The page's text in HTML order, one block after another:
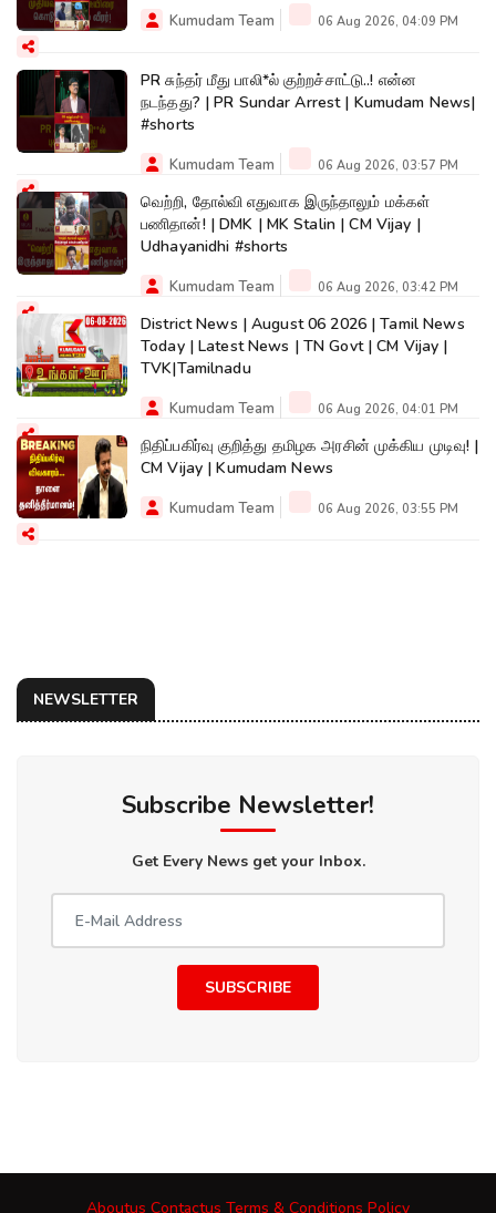
Kumudam Team 06 Aug 2026, 04:09 PM
PR சுந்தர் மீது பாலி*ல் குற்றச்சாட்டு..! என்ன
நடந்தது? | PR Sundar Arrest | Kumudam News|
#shorts
Kumudam Team 06 Aug 2026, 03:57 PM
வெற்றி, தோல்வி எதுவாக இருந்தாலும் மக்கள்
பணிதான்! | DMK | MK Stalin | CM Vijay |
Udhayanidhi #shorts
Kumudam Team 06 Aug 2026, 03:42 PM
District News | August 06 2026 | Tamil News
Today | Latest News | TN Govt | CM Vijay |
TVK|Tamilnadu
Kumudam Team 06 Aug 2026, 04:01 PM
நிதிப்பகிர்வு குறித்து தமிழக அரசின் முக்கிய முடிவு! |
CM Vijay | Kumudam News
Kumudam Team 06 Aug 2026, 03:55 PM
NEWSLETTER
Subscribe Newsletter!
Get Every News get your Inbox.
SUBSCRIBE
Aboutus Contactus Terms & Conditions Policy